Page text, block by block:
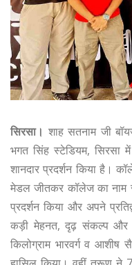
सिरसा। शाह सतनाम जी
भगत सिंह स्टेडियम, सिरसा
शानदार प्रदर्शन किया है।
मेडल जीतकर कॉलेज का नाम
प्रदर्शन किया और अपने
कड़ी मेहनत, दृढ़ संकल्प और
किलोग्राम भारवर्ग व आशीष